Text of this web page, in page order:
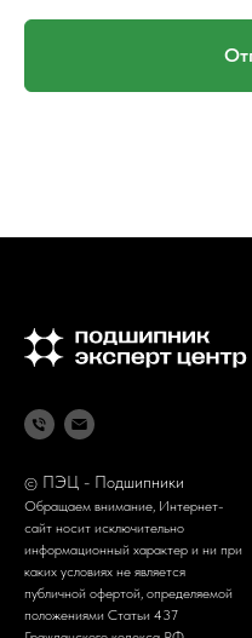
© ПЭЦ - Подшипники
Обращаем внимание, Интернет-
сайт носит исключительно
информационный характер и ни при
каких условиях не является
публичной офертой, определяемой
положениями Статьи 437